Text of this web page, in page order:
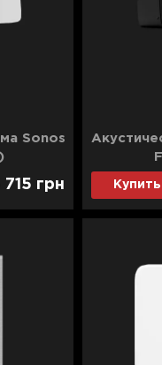
Sonos
715 грн Купить